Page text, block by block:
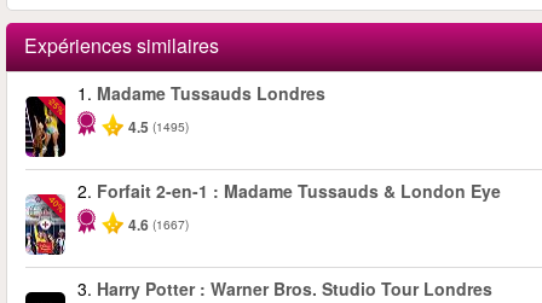
Expériences similaires
-25%
1. Madame Tussauds Londres
4.5 (1495)
-40%
2. Forfait 2-en-1 : Madame Tussauds & London Eye
4.6 (1667)
3. Harry Potter : Warner Bros. Studio Tour Londres